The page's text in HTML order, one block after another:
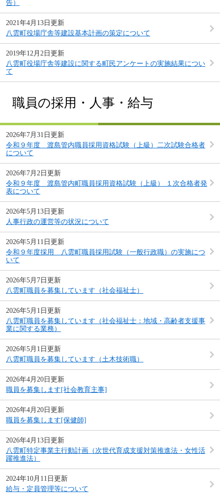
告）
2021年4月13日更新
八雲町役場庁舎等建設基本計画の策定について
2019年12月2日更新
八雲町役場庁舎等建設に関する町民アンケートの実施結果につい
て
職員の採用・人事・給与
2026年7月31日更新
令和９年度 渡島管内職員採用資格試験（上級）二次試験合格者
について
2026年7月2日更新
令和９年度 渡島管内町職員採用資格試験（上級） １次合格者発
表について
2026年5月13日更新
人事行政の運営等の状況について
2026年5月11日更新
令和９年度採用 八雲町職員採用試験（一般行政職）の実施につ
いて
2026年5月7日更新
八雲町職員を募集しています（社会福祉士）
2026年5月1日更新
八雲町職員を募集しています（社会福祉士：地域・高齢者支援事
業に関する業務）
2026年5月1日更新
八雲町職員を募集しています（土木技術職）
2026年4月20日更新
職員を募集します[社会教育主事]
2026年4月20日更新
職員を募集します[保健師]
2026年4月13日更新
八雲町特定事業主行動計画（次世代育成支援対策推進法・女性活
躍推進法）
2024年10月11日更新
給与・定員管理等について